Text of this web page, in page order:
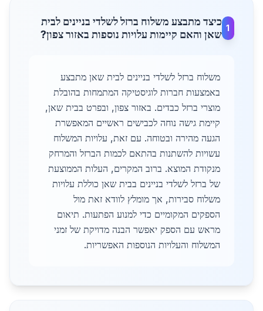
1
כיצד מתבצע משלוח ברזל לשלדי בניינים לבית
שאן והאם קיימות עלויות נוספות באזור צפון?
משלוח ברזל לשלדי בניינים לבית שאן מתבצע
באמצעות חברות לוגיסטיקה המתמחות בהובלת
מוצרי ברזל כבדים. באזור צפון, ובפרט בבית שאן,
קיימת גישה נוחה לכבישים ראשיים המאפשרת
הגעה מהירה ובטוחה. עם זאת, עלויות המשלוח
עשויות להשתנות בהתאם לכמות הברזל והמרחק
מנקודת המוצא. ברוב המקרים, העלות הממוצעת
של ברזל לשלדי בניינים בבית שאן כוללת עלויות
משלוח סבירות, אך מומלץ לוודא זאת מול
הספקים המקומיים כדי למנוע הפתעות. תיאום
מראש עם הספק יאפשר הבנה מדויקת של זמני
המשלוח והעלויות הנוספות האפשריות.